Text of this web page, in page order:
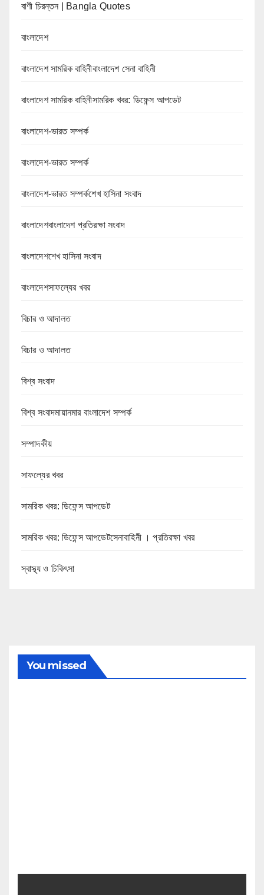
বাণী চিরন্তন | Bangla Quotes
বাংলাদেশ
বাংলাদেশ সামরিক বাহিনীবাংলাদেশ সেনা বাহিনী
বাংলাদেশ সামরিক বাহিনীসামরিক খবর: ডিফেন্স আপডেট
বাংলাদেশ-ভারত সম্পর্ক
বাংলাদেশ-ভারত সম্পর্ক
বাংলাদেশ-ভারত সম্পর্কশেখ হাসিনা সংবাদ
বাংলাদেশবাংলাদেশ প্রতিরক্ষা সংবাদ
বাংলাদেশশেখ হাসিনা সংবাদ
বাংলাদেশসাফল্যের খবর
বিচার ও আদালত
বিচার ও আদালত
বিশ্ব সংবাদ
বিশ্ব সংবাদমায়ানমার বাংলাদেশ সম্পর্ক
সম্পাদকীয়
সাফল্যের খবর
সামরিক খবর: ডিফেন্স আপডেট
সামরিক খবর: ডিফেন্স আপডেটসেনাবাহিনী । প্রতিরক্ষা খবর
স্বাস্থ্য ও চিকিৎসা
You missed